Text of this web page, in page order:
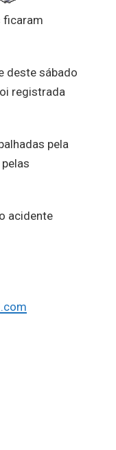
ficaram
deste sábado
registrada
pela
acidente